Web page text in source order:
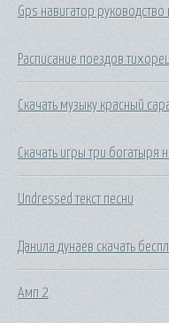
Gps навигатор руководство
Расписание поездов
Скачать музыку красный
Скачать игры три богатыря
Undressed текст песни
Данила дунаев скачать
Амп 2